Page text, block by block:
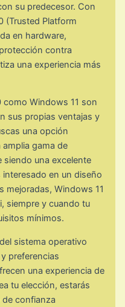
su predecesor. Con
(Trusted Platform
en hardware,
contra
una experiencia más
Windows 11 son
sus propias ventajas y
una opción
gama de
una excelente
en un diseño
mejoradas, Windows 11
siempre y cuando tu
mínimos.
sistema operativo
preferencias
una experiencia de
tu elección, estarás
confianza